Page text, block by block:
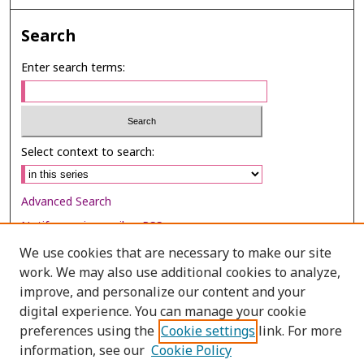
Search
Enter search terms:
Select context to search:
Advanced Search
Notify me via email orRSS
Browse
Collections
Disciplines
Authors
We use cookies that are necessary to make our site
work. We may also use additional cookies to analyze,
improve, and personalize our content and your
digital experience. You can manage your cookie
preferences using the Cookie settings link. For more
information, see our Cookie Policy